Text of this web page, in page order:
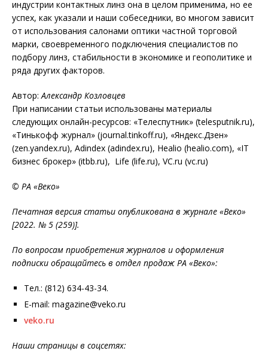
индустрии контактных линз она в целом применима, но ее
успех, как указали и наши собеседники, во многом зависит
от использования салонами оптики частной торговой
марки, своевременного подключения специалистов по
подбору линз, стабильности в экономике и геополитике и
ряда других факторов.
Автор: Александр Козловцев
При написании статьи использованы материалы
следующих онлайн-ресурсов: «Телеспутник» (telesputnik.ru),
«Тинькофф журнал» (journal.tinkoff.ru), «Яндекс.Дзен»
(zen.yandex.ru), Adindex (adindex.ru), Healio (healio.com), «IT
бизнес брокер» (itbb.ru), Life (life.ru), VC.ru (vc.ru)
© РА «Веко»
Печатная версия статьи опубликована в журнале «Веко»
[2022. № 5 (259)].
По вопросам приобретения журналов и оформления
подписки обращайтесь в отдел продаж РА «Веко»:
Тел.: (812) 634-43-34.
E-mail: magazine@veko.ru
veko.ru
Наши страницы в соцсетях: